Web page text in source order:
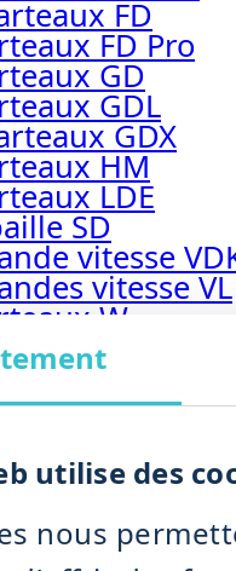
utilise des
nous
FD
FD Pro
GD
GDL
GDX
HM
LDE
SD
vitesse
vitesse VL
W
humide
humide
à marteaux
humide NDK
à moteur
humide
BMS